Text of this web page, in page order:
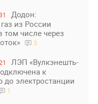
Додон:
из России
числе через
3
ЛЭП «Вулкэнешть-
к
электростанции
1